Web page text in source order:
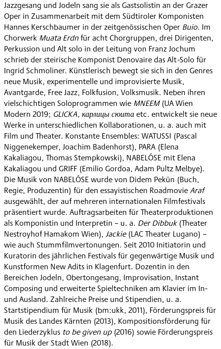
Jazzgesang und Jodeln sang sie als Gastsolistin an der Grazer
Oper in Zusammenarbeit mit dem Südtiroler Komponisten
Hannes Kerschbaumer in der zeitgenössischen Oper Buio. Im
Chorwerk Muata Erdnfür acht Chorgruppen, drei Dirigenten,
Perkussion und Alt solo in der Leitung von Franz Jochum
schrieb der steirische Komponist Denovaire das Alt-Solo für
Ingrid Schmoliner. Künstlerisch bewegt sie sich in den Genres
neue Musik, experimentelle und improvisierte Musik,
Avantgarde, Free Jazz, Folkfusion, Volksmusik. Neben ihren
vielschichtigen Soloprogrammen wie MNEEM(UA Wien
Modern 2019; GLICKA, карлицы сюитаetc. entwickelt sie neue
Werke in unterschiedlichen Kollaborationen, u. a. auch mit
Film und Theater. Konstante Ensembles: WATUSSI (Pascal
Niggenekemper, Joachim Badenhorst), PARA (Elena
Kakaliagou, Thomas Stempkowski), NABELÓSE mit Elena
Kakaliagou und GRIFF (Emilio Gordoa, Adam Pultz Melbye).
Die Musik von NABELÓSE wurde von Didem Pekün (Buch,
Regie, Produzentin) für den essayistischen RoadmovieAraf
ausgewählt, der auf mehreren internationalen Filmfestivals
präsentiert wurde. Auftragsarbeiten für Theaterproduktionen
als Komponistin und Interpretin – u. a. Der Dibbuk(Theater
Nestroyhof Hamakom Wien), Jackie(LAC Theater Lugano) –
wie auch Stummfilmvertonungen. Seit 2010 Initiatorin und
Kuratorin des jährlichen Festivals für gegenwärtige Musik und
Kunstformen New Adits in Klagenfurt. Dozentin in den
Bereichen Jodeln, Obertongesang, Improvisation, Instant
Composing und erweiterte Spieltechniken am Klavier im In-
und Ausland. Zahlreiche Preise und Stipendien, u. a.
Startstipendium für Musik (bm:ukk, 2011), Förderungspreis für
Musik des Landes Kärnten (2013), Kompositionsförderung für
den Liederzyklus to be given up(2016) sowie Förderungspreis
für Musik der Stadt Wien (2018).